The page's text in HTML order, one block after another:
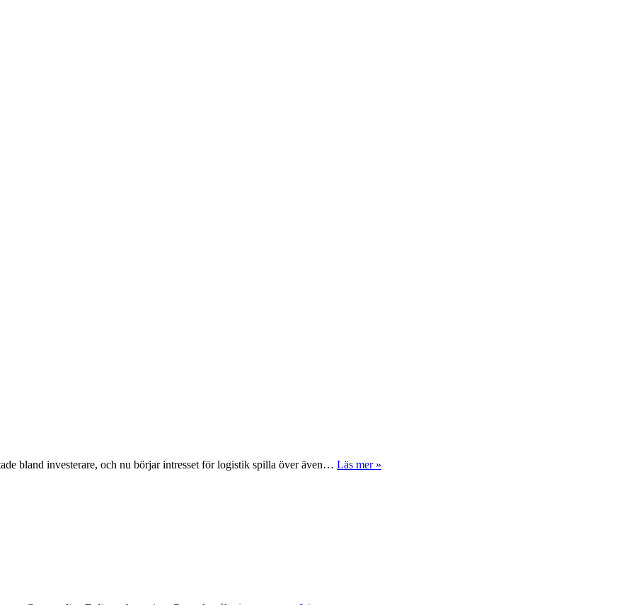
bland investerare, och nu börjar intresset för logistik spilla över även… Läs mer »